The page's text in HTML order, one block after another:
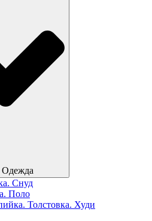
Одежда
Снуд
Поло
Толстовка. Худи